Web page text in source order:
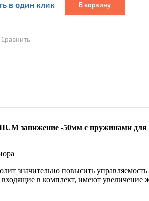
в один клик В корзину
Сравнить
занижение -50мм с пружинами для
значительно повысить
входящие в комплект, имеют увеличение